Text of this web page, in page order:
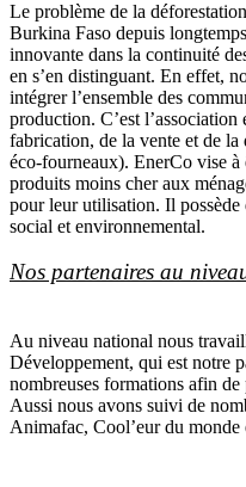
Le problème de la
Burkina Faso depuis
innovante dans la continuité
en s’en distinguant. En effet,
intégrer l’ensemble des
production. C’est
fabrication, de la vente et de
éco-fourneaux). EnerCo vise à
produits moins cher aux
pour leur utilisation. Il
social et environnemental.
Nos partenaires au
Au niveau national nous
Développement, qui est notre
nombreuses formations afin
Aussi nous avons suivi de
Animafac, Cool’eur du monde